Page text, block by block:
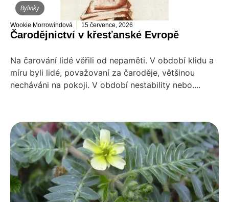
Bylinky
Wookie Morrowindová 15 července, 2026
Čarodějnictví v křesťanské Evropě
Na čarování lidé věřili od nepaměti. V období klidu a
míru byli lidé, považovaní za čaroděje, většinou
necháváni na pokoji. V období nestability nebo....